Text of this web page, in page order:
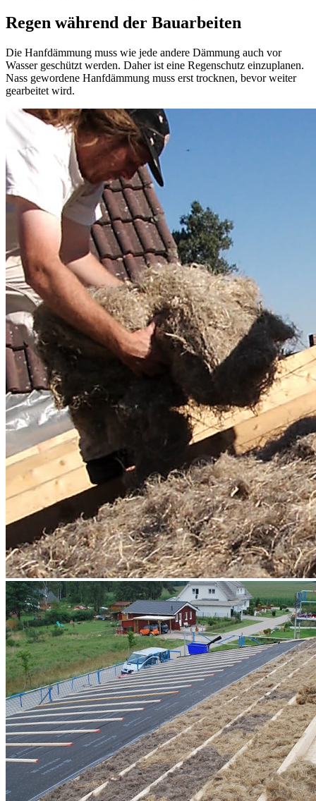
Regen während der Bauarbeiten
Die Hanfdämmung muss wie jede andere Dämmung auch vor
Wasser geschützt werden. Daher ist eine Regenschutz einzuplanen.
Nass gewordene Hanfdämmung muss erst trocknen, bevor weiter
gearbeitet wird.